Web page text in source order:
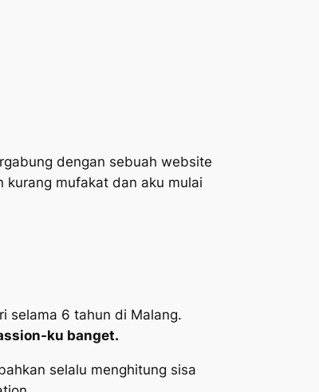
dengan sebuah website
mufakat dan aku mulai
selama 6 tahun di Malang.
-ku banget.
selalu menghitung sisa